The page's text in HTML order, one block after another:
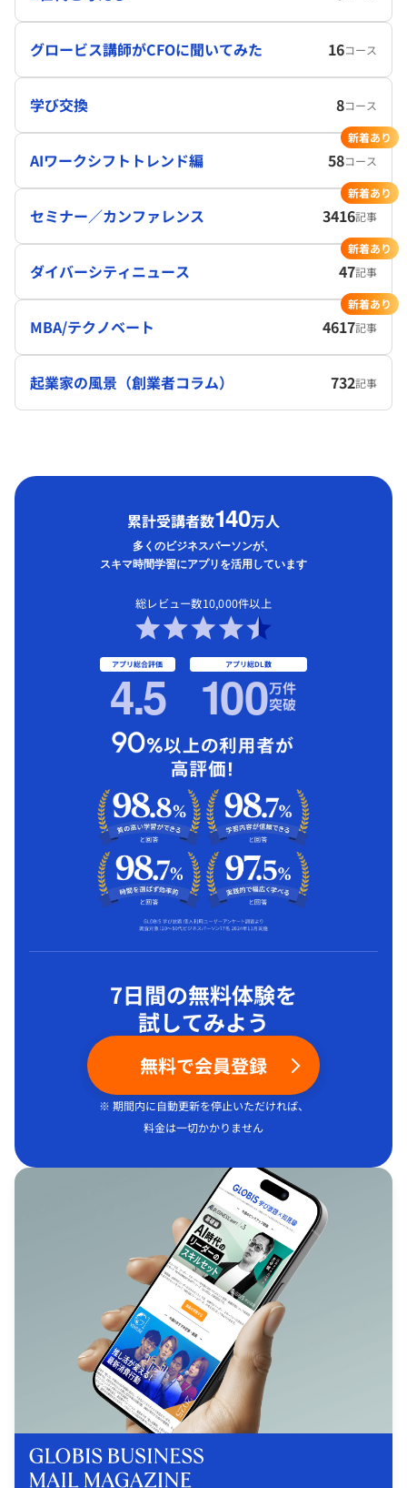
グロービス講師がCFOに聞いてみた 16コース
学び交換 8コース
AIワークシフトトレンド編 58コース
新着あり
セミナー／カンファレンス 3416記事
新着あり
ダイバーシティニュース 47記事
新着あり
MBA/テクノベート 4617記事
新着あり
起業家の風景（創業者コラム） 732記事
累計受講者数140万人
多くのビジネスパーソンが、
スキマ時間学習にアプリを活用しています
総レビュー数10,000件以上
アプリ総合評価
4.5 アプリ総DL数
100万件
突破
7日間の無料体験を
試してみよう
無料で会員登録
※ 期間内に自動更新を停止いただければ、
料金は一切かかりません